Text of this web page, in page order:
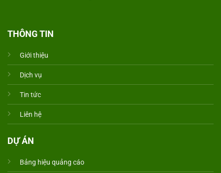
THÔNG TIN
Giới thiệu
Dịch vụ
Tin tức
Liên hệ
DỰ ÁN
Bảng hiệu quảng cáo